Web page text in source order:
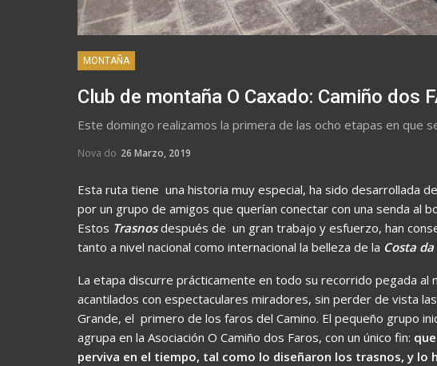
MONTAÑA
Club de montaña O Caxado: Camiño dos
Este domingo realizamos la primera de las ocho etapas en que
Nova do 26 Marzo, 2019
Esta ruta tiene una historia muy especial, ha sido desarrollada
por un grupo de amigos que querían conectar con una senda al
Estos Trasnosdespués de un gran trabajo y esfuerzo, han
tanto a nivel nacional como internacional la belleza de la Costa
La etapa discurre prácticamente en todo su recorrido pegada al
acantilados con espectaculares miradores, sin perder de vista
Grande, el primero de los faros del Camino. El pequeño grupo
agrupa en la Asociación O Camiño dos Faros, con un único fin:
perviva en el tiempo, tal como lo diseñaron los trasnos, y lo